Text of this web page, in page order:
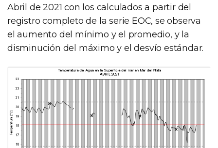
Abril de 2021 con los calculados a partir del
registro completo de la serie EOC, se observa
el aumento del mínimo y el promedio, y la
disminución del máximo y el desvío estándar.